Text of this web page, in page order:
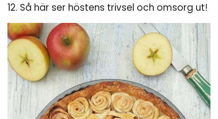
12. Så här ser höstens trivsel och omsorg ut!